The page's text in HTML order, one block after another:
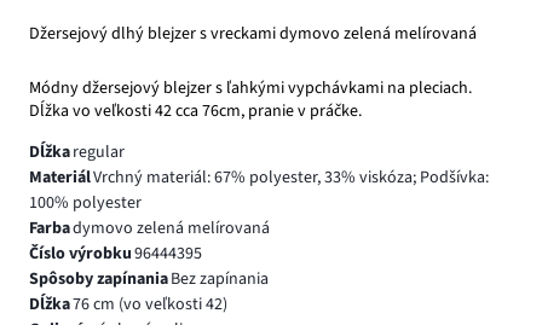
Džersejový dlhý blejzer s vreckami dymovo zelená melírovaná
Módny džersejový blejzer s ľahkými vypchávkami na pleciach.
Dĺžka vo veľkosti 42 cca 76cm, pranie v práčke.
Dĺžkaregular
MateriálVrchný materiál: 67% polyester, 33% viskóza; Podšívka:
100% polyester
Farbadymovo zelená melírovaná
Číslo výrobku96444395
Spôsoby zapínaniaBez zapínania
Dĺžka76 cm (vo veľkosti 42)